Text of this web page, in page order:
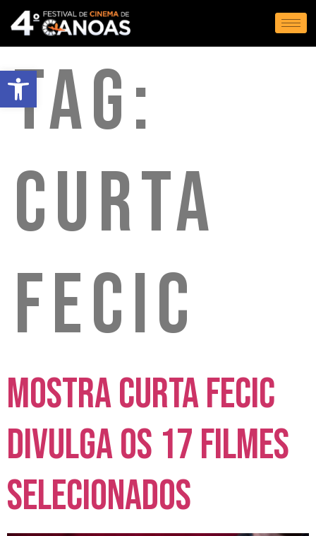
Abrir a barra de ferramentas
Tag:
Curta
Fecic
Mostra Curta FECIC
divulga os 17 filmes
selecionados